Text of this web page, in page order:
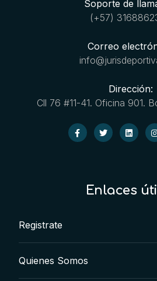
Soporte de
(+57)
Correo
Dirección:
Cll 76 #11-41. Oficina 901.
Enlaces
Registrate
Quienes Somos